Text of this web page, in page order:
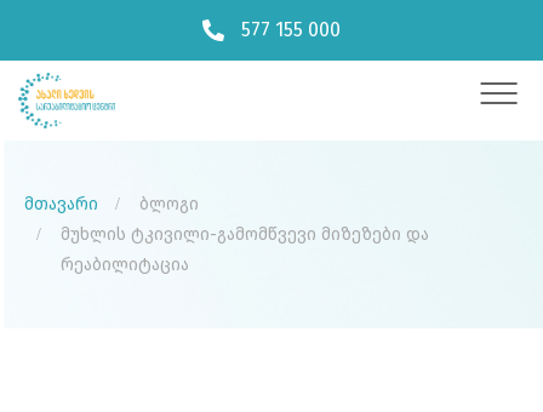
577 155 000
მთავარი
ბლოგი
მუხლის ტკივილი-გამომწვევი მიზეზები და
რეაბილიტაცია